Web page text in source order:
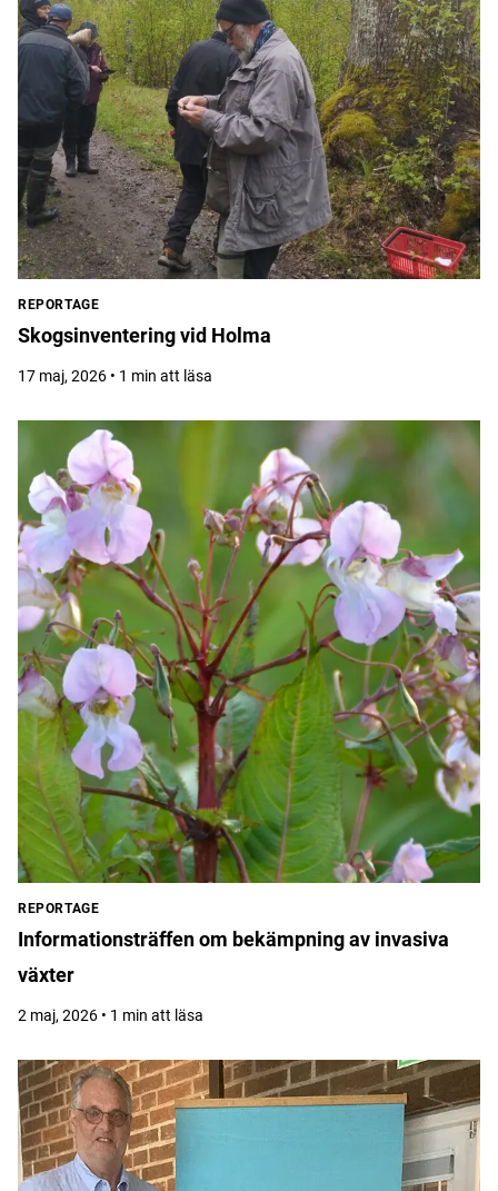
REPORTAGE
Skogsinventering vid Holma
17 maj, 2026 • 1 min att läsa
REPORTAGE
Informationsträffen om bekämpning av invasiva
växter
2 maj, 2026 • 1 min att läsa